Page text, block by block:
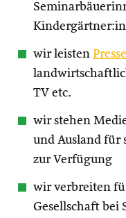
wir leisten
TV etc.
wir stehen
und Ausland für
zur Verfügung
wir verbreiten
Gesellschaft bei